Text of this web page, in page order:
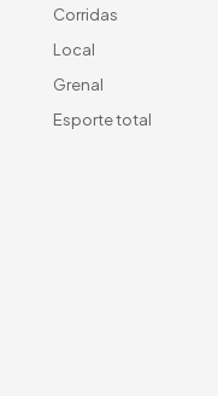
Corridas
Local
Grenal
Esporte total